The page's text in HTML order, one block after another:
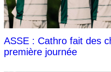
ASSE : Cathro fait des
première journée